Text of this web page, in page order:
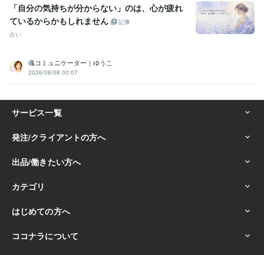
「自分の気持ちが分からない」のは、心が疲れ
ているからかもしれません
記事
占い
魂コミュニケーター｜ゆうこ
2026/08/08 00:07